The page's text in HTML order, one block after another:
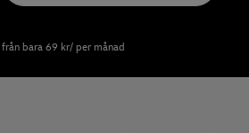
bara 69 kr/ per månad